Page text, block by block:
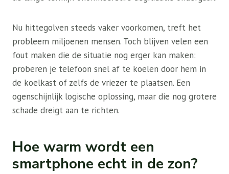
Nu hittegolven steeds vaker voorkomen, treft het
probleem miljoenen mensen. Toch blijven velen een
fout maken die de situatie nog erger kan maken:
proberen je telefoon snel af te koelen door hem in
de koelkast of zelfs de vriezer te plaatsen. Een
ogenschijnlijk logische oplossing, maar die nog grotere
schade dreigt aan te richten.
Hoe warm wordt een
smartphone echt in de zon?